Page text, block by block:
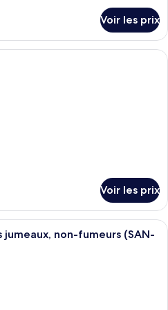
Voir les prix
Chambre Tradition (Moon) | 1
Voir les prix
Une pièce de style japonais
non-fumeurs (SAN-